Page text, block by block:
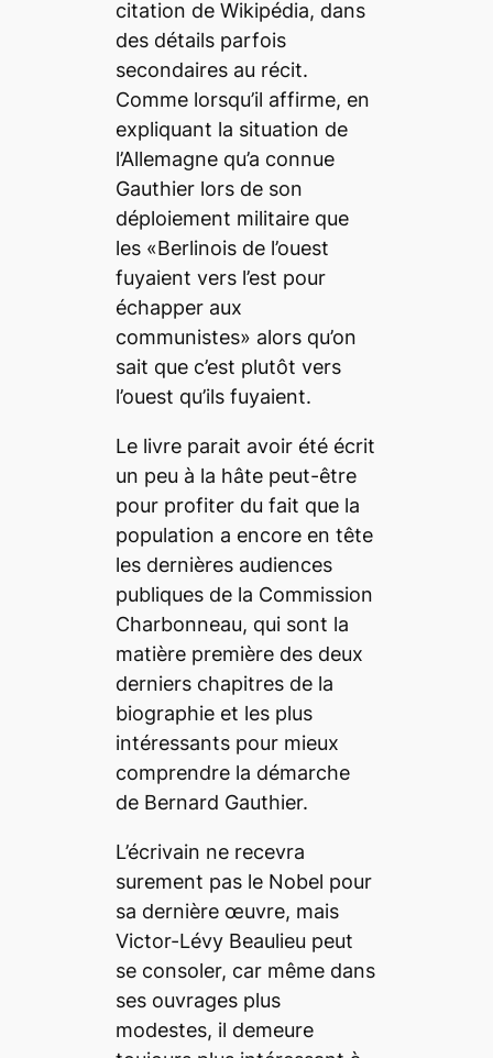
citation de Wikipédia, dans
des détails parfois
secondaires au récit.
Comme lorsqu’il affirme, en
expliquant la situation de
l’Allemagne qu’a connue
Gauthier lors de son
déploiement militaire que
les «Berlinois de l’ouest
fuyaient vers l’est pour
échapper aux
communistes» alors qu’on
sait que c’est plutôt vers
l’ouest qu’ils fuyaient.
Le livre parait avoir été écrit
un peu à la hâte peut-être
pour profiter du fait que la
population a encore en tête
les dernières audiences
publiques de la Commission
Charbonneau, qui sont la
matière première des deux
derniers chapitres de la
biographie et les plus
intéressants pour mieux
comprendre la démarche
de Bernard Gauthier.
L’écrivain ne recevra
surement pas le Nobel pour
sa dernière œuvre, mais
Victor-Lévy Beaulieu peut
se consoler, car même dans
ses ouvrages plus
modestes, il demeure